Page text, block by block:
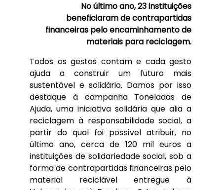
No último ano, 23 instituições
beneficiaram de contrapartidas
financeiras pelo encaminhamento de
materiais para reciclagem.
Todos os gestos contam e cada gesto
ajuda a construir um futuro mais
sustentável e solidário. Damos por isso
destaque à campanha Toneladas de
Ajuda, uma iniciativa solidária que alia a
reciclagem à responsabilidade social, a
partir do qual foi possível atribuir, no
último ano, cerca de 120 mil euros a
instituições de solidariedade social, sob a
forma de contrapartidas financeiras pelo
material reciclável entregue à